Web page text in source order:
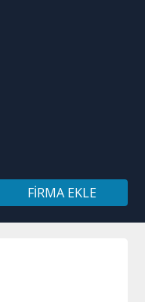
FIRMA EKLE